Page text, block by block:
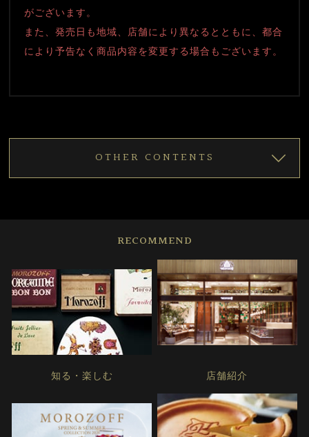
がございます。
また、発売日も地域、店舗により異なるとともに、都合
により予告なく商品内容を変更する場合もございます。
OTHER CONTENTS
RECOMMEND
知る・楽しむ 店舗紹介